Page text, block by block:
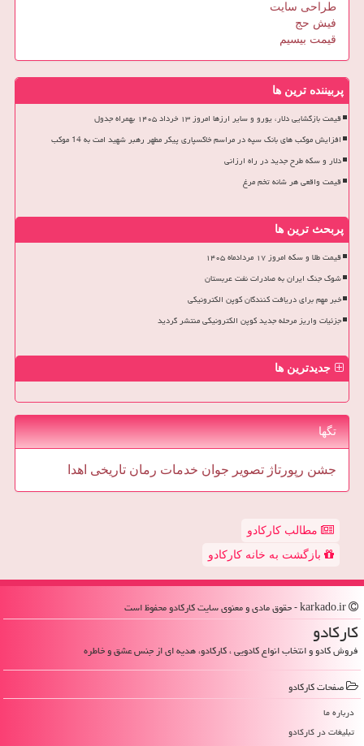
طراحی سایت
فیش حج
قیمت بیسیم
پربیننده ترین ها
قیمت بازگشایی دلار، یورو و سایر ارزها امروز ۱۳ خرداد ۱۴۰۵ بهمراه جدول
افزایش موکب های بانک سپه در مراسم خاکسپاری پیکر مطهر رهبر شهید امت به 14 موکب
دلار و سکه طرح جدید در راه ارزانی
قیمت واقعی هر شانه تخم مرغ
پربحث ترین ها
قیمت طلا و سکه امروز ۱۷ مردادماه ۱۴۰۵
شوک جنگ ایران به صادرات نفت عربستان
خبر مهم برای دریافت کنندگان کوپن الکترونیکی
جزئیات واریز مرحله جدید کوپن الکترونیکی منتشر گردید
جدیدترین ها
تگها
جشن رپورتاژ تصویر جوان خدمات رمان تاریخی اهدا
مطالب کارکادو
بازگشت به خانه کارکادو
كاركادو
فروش کادو و انتخاب انواع کادویی ، کارکادو، هدیه ای از جنس عشق و خاطره
صفحات كاركادو
درباره ما
تبلیغات در كاركادو